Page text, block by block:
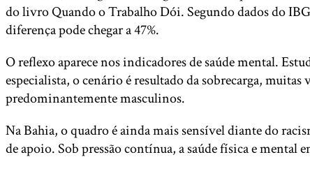
do livro Quando o Trabalho Dói. Segundo dados do
diferença pode chegar a 47%.
O reflexo aparece nos indicadores de saúde mental.
especialista, o cenário é resultado da sobrecarga,
predominantemente masculinos.
Na Bahia, o quadro é ainda mais sensível diante do
de apoio. Sob pressão contínua, a saúde física e mental